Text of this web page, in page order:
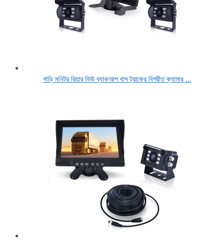
গাড়ি মনিটর রিয়ার ভিউ ব্যাকআপ বাস ট্রাকের বিপরীত ক্যামার ...